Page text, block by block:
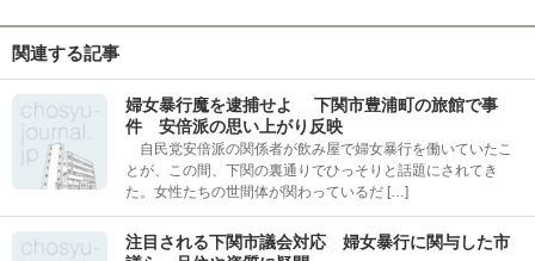
関連する記事
婦女暴行魔を逮捕せよ 下関市豊浦町の旅館で事
件 安倍派の思い上がり反映
自民党安倍派の関係者が飲み屋で婦女暴行を働いていたこ
とが、この間、下関の裏通りでひっそりと話題にされてき
た。女性たちの世間体が関わっているだ […]
注目される下関市議会対応 婦女暴行に関与した市